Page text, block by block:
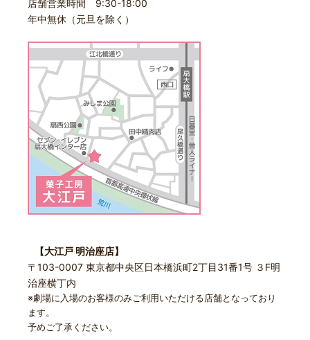
店舗営業時間 9:30-18:00
年中無休（元旦を除く）
【大江戸 明治座店】
〒103-0007 東京都中央区日本橋浜町2丁目31番1号 ３F明
治座横丁内
※劇場に入場のお客様のみご利用いただける店舗となっており
ます。
予めご了承ください。